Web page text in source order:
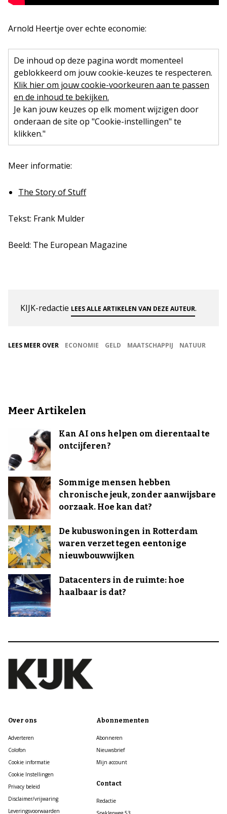
Arnold Heertje over echte economie:
De inhoud op deze pagina wordt momenteel
geblokkeerd om jouw cookie-keuzes te respecteren.
Klik hier om jouw cookie-voorkeuren aan te passen
en de inhoud te bekijken.
Je kan jouw keuzes op elk moment wijzigen door
onderaan de site op "Cookie-instellingen" te
klikken."
Meer informatie:
The Story of Stuff
Tekst: Frank Mulder
Beeld: The European Magazine
KIJK-redactie LEES ALLE ARTIKELEN VAN DEZE AUTEUR.
LEES MEER OVER ECONOMIE GELD MAATSCHAPPIJ NATUUR
Meer Artikelen
Kan AI ons helpen om dierentaal te
ontcijferen?
Sommige mensen hebben
chronische jeuk, zonder aanwijsbare
oorzaak. Hoe kan dat?
De kubuswoningen in Rotterdam
waren verzet tegen eentonige
nieuwbouwwijken
Datacenters in de ruimte: hoe
haalbaar is dat?
Over ons
Adverteren
Colofon
Cookie informatie
Cookie Instellingen
Privacy beleid
Disclaimer/vrijwaring
Leveringsvoorwaarden
Abonnementen
Abonneren
Nieuwsbrief
Mijn account
Contact
Redactie